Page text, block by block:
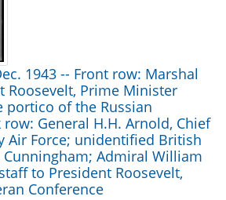
1943 -- Front row: Marshal
Roosevelt, Prime Minister
portico of the Russian
row: General H.H. Arnold, Chief
Air Force; unidentified British
Admiral William
to President Roosevelt,
Conference